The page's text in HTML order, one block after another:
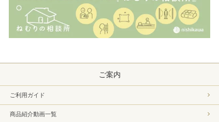
ご案内
ご利用ガイド
商品紹介動画一覧